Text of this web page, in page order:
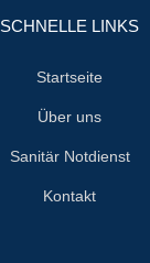
SCHNELLE LINKS
Startseite
Über uns
Sanitär Notdienst
Kontakt